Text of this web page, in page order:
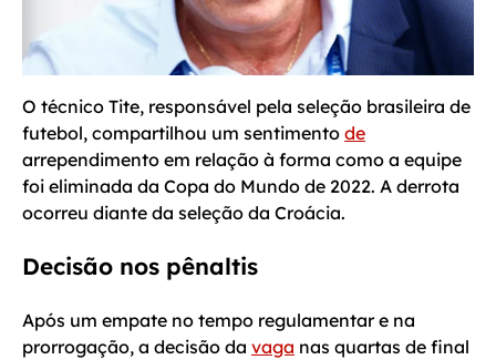
O técnico Tite, responsável pela seleção brasileira de
futebol, compartilhou um sentimento de
arrependimento em relação à forma como a equipe
foi eliminada da Copa do Mundo de 2022. A derrota
ocorreu diante da seleção da Croácia.
Decisão nos pênaltis
Após um empate no tempo regulamentar e na
prorrogação, a decisão da vaga nas quartas de final